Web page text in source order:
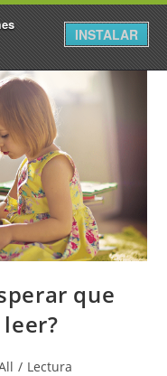
INSTALAR
que
/ Lectura